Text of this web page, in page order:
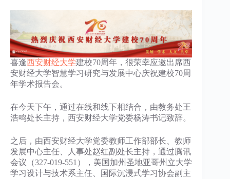
喜逢西安财经大学建校70周年，很荣幸应邀出席西
安财经大学智慧学习研究与发展中心庆祝建校70周
年学术报告会。
在今天下午，通过在线和线下相结合，由教务处王
浩鸣处长主持，西安财经大学党委杨涛书记致辞。
之后，由西安财经大学党委教师工作部部长、教师
发展中心主任、人事处赵红副处长主持，通过腾讯
会议（327-019-551），美国加州圣地亚哥州立大学
学习设计与技术系主任、国际沉浸式学习协会副主